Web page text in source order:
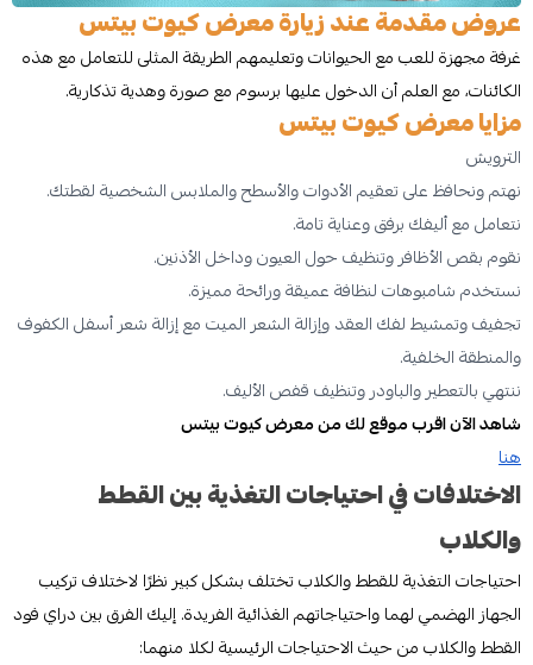
عروض مقدمة عند زيارة معرض كيوت بيتس
غرفة مجهزة للعب مع الحيوانات وتعليمهم الطريقة المثلى للتعامل مع هذه
الكائنات، مع العلم أن الدخول عليها برسوم مع صورة وهدية تذكارية.
مزايا معرض كيوت بيتس
الترويش
نهتم ونحافظ على تعقيم الأدوات والأسطح والملابس الشخصية لقطتك.
نتعامل مع أليفك برفق وعناية تامة.
نقوم بقص الأظافر وتنظيف حول العيون وداخل الأذنين.
نستخدم شامبوهات لنظافة عميقة ورائحة مميزة.
تجفيف وتمشيط لفك العقد وإزالة الشعر الميت مع إزالة شعر أسفل الكفوف
والمنطقة الخلفية.
ننتهي بالتعطير والباودر وتنظيف قفص الأليف.
شاهد الآن اقرب موقع لك من معرض كيوت بيتس
هنا
الاختلافات في احتياجات التغذية بين القطط
والكلاب
احتياجات التغذية للقطط والكلاب تختلف بشكل كبير نظرًا لاختلاف تركيب
الجهاز الهضمي لهما واحتياجاتهم الغذائية الفريدة. إليك الفرق بين دراي فود
القطط والكلاب من حيث الاحتياجات الرئيسية لكلا منهما: